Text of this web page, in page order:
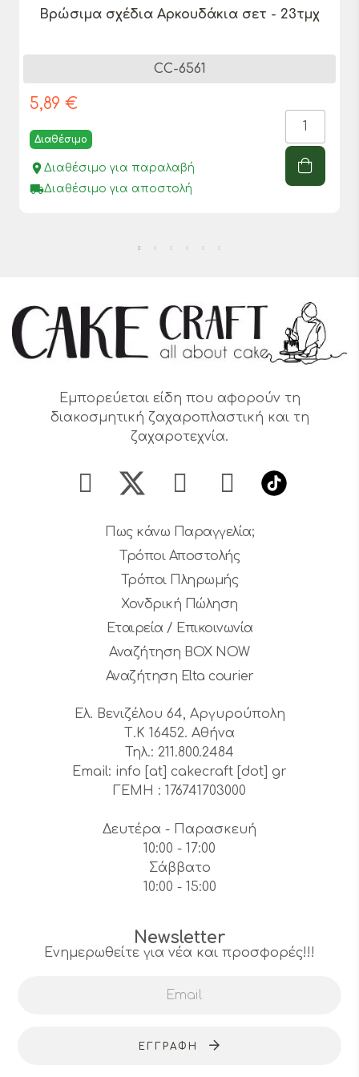
Βρώσιμα σχέδια Αρκουδάκια σετ - 23τμχ
CC-6561
5,89 €
Διαθέσιμο
place Διαθέσιμο για παραλαβή
local_shippingΔιαθέσιμο για αποστολή
Εμπορεύεται είδη που αφορούν τη
διακοσμητική ζαχαροπλαστική και τη
ζαχαροτεχνία.
Πως κάνω Παραγγελία;
Τρόποι Αποστολής
Τρόποι Πληρωμής
Χονδρική Πώληση
Εταιρεία / Επικοινωνία
Αναζήτηση BOX NOW
Αναζήτηση Elta courier
Ελ. Βενιζέλου 64, Αργυρούπολη
Τ.Κ 16452. Αθήνα
Τηλ.: 211.800.2484
Email: info [at] cakecraft [dot] gr
ΓΕΜΗ : 176741703000
Δευτέρα - Παρασκευή
10:00 - 17:00
Σάββατο
10:00 - 15:00
Newsletter
Ενημερωθείτε για νέα και προσφορές!!!
ΕΓΓΡΑΦΉ